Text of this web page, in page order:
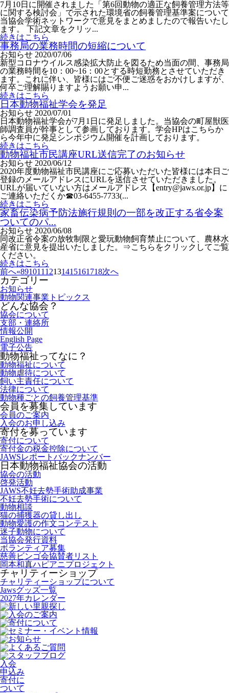
7月10日に開催されました「第6回動物の適正な飼養管理方法等
に関する検討会」で示された環境省の飼養管理基準案について
当協会学術ネットワークで意見をまとめましたので報告いたし
ます。 下記文章をクリッ...
続きはこちら
事務局の業務時間の短縮について
お知らせ 2020/07/06
新型コロナウイルス感染拡大防止を図るため当面の間、事務局
の業務時間を10：00~16：00とする時短勤務とさせていただき
ます。これに伴い、皆様にはご不便ご迷惑をおかけしますが、
何卒ご理解賜りますようお願い申...
続きはこちら
日本動物福祉学会を発足
お知らせ 2020/07/01
日本動物福祉学会が7月1日に発足しました。当協会の町屋獣医
師調査員が幹事として参画しております。学会HPはこちらか
ら今年中に発足シンポジウム開催を計画しております。
続きはこちら
動物福祉市民講座URL送信完了のお知らせ
お知らせ 2020/06/12
2020年度動物福祉市民講座にご応募いただいた皆様には本日ご
登録のメールアドレスにURLを送信させていただきました。
URLが届いていない方はメールアドレス【entry@jaws.or.jp】に
ご連絡いただくか☎03-6455-7733(...
続きはこちら
家畜伝染病予防法施行規則の一部を改正する省令案
ついてのパ...
お知らせ 2020/06/08
同改正省令案の放牧制限と愛玩動物飼育禁止について、農林水
産省に意見を提出いたしました。⇒こちらをクリックしてご覧
ください。
続きはこちら
前へ«891011 12131415161718次へ
カテゴリー
お知らせ
動物関連事業トピックス
どんな協会？
協会について
支部・連絡所
情報公開
English Page
電子公告
動物福祉ってなに？
動物福祉について
動物虐待について
飼い主責任について
法律について
動物種ごとの飼養管理基準
会員を募集しています
会員のご案内
入会のお申し込み
寄付を募っています
寄付について
寄付金の税金控除について
JAWSレポートバックナンバー
日本動物福祉協会の活動
協会の活動
啓発活動
JAWS不妊去勢手術助成事業
不妊去勢手術について
動物相談
猫の捕獲器の貸し出し
動物愛護の作文コンテスト
迷子動物について
当協会発行資料
ボランティア募集
慈善ビンゴ会協賛者リスト
岡本和真ハピアニプロジェクト
チャリティーショップ
チャリティーショップについて
Jawsグッズ一覧
2027年カレンダー
入会
申込み
寄付に
ついて